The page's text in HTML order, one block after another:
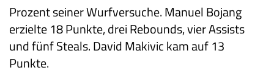
Prozent seiner Wurfversuche. Manuel Bojang
erzielte 18 Punkte, drei Rebounds, vier Assists
und fünf Steals. David Makivic kam auf 13
Punkte.